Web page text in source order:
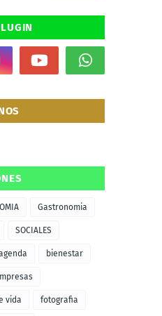
Gastronomia
SOCIALES
bienestar
vida fotografia